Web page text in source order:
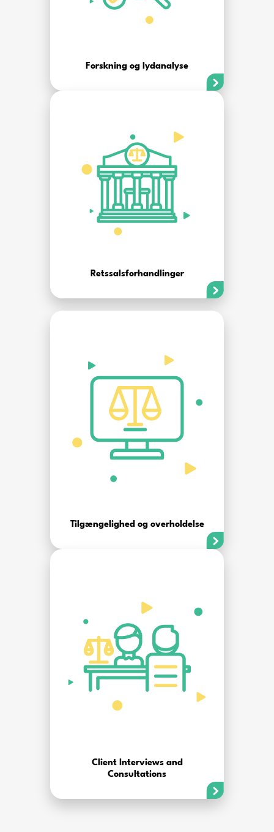
Forskning og lydanalyse
Retssalsforhandlinger
Tilgængelighed og overholdelse
Client Interviews and
Consultations